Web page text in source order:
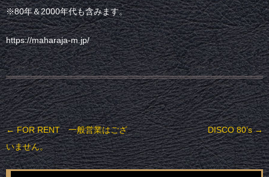
※80年＆2000年代も含みます。
https://maharaja-m.jp/
投稿ナビゲーション
←FOR RENT 一般営業はござ
いません。
DISCO 80’s→